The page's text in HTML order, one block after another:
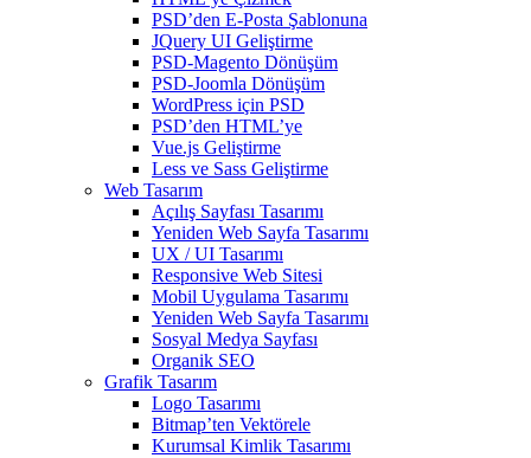
PSD’den E-Posta Şablonuna
JQuery UI Geliştirme
PSD-Magento Dönüşüm
PSD-Joomla Dönüşüm
WordPress için PSD
PSD’den HTML’ye
Vue.js Geliştirme
Less ve Sass Geliştirme
Web Tasarım
Açılış Sayfası Tasarımı
Yeniden Web Sayfa Tasarımı
UX / UI Tasarımı
Responsive Web Sitesi
Mobil Uygulama Tasarımı
Yeniden Web Sayfa Tasarımı
Sosyal Medya Sayfası
Organik SEO
Grafik Tasarım
Logo Tasarımı
Bitmap’ten Vektörele
Kurumsal Kimlik Tasarımı